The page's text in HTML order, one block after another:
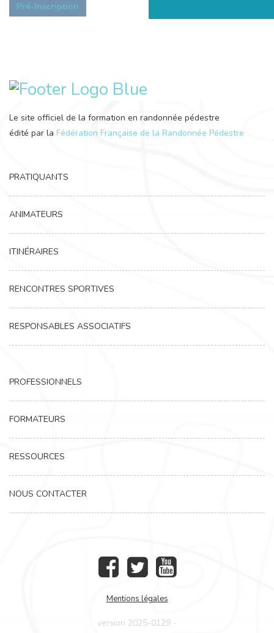
Pré-Inscription
Le site officiel de la formation en randonnée pédestre
édité par la Fédération Française de la Randonnée Pédestre
PRATIQUANTS
ANIMATEURS
ITINÉRAIRES
RENCONTRES SPORTIVES
RESPONSABLES ASSOCIATIFS
PROFESSIONNELS
FORMATEURS
RESSOURCES
NOUS CONTACTER
Mentions légales
version 2025-0129 -